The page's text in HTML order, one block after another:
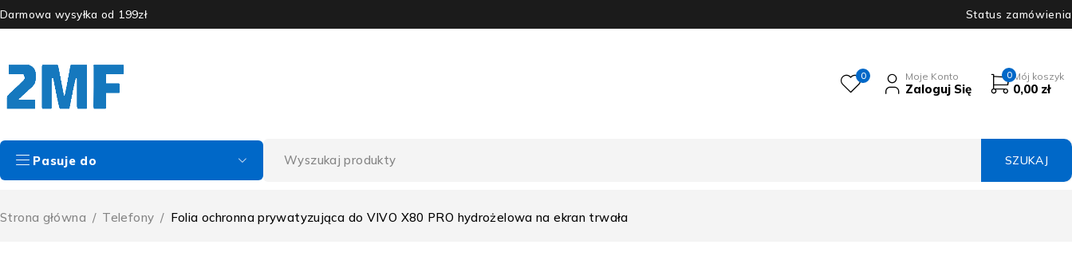
Darmowa wysyłka od 199zł Status zamówienia
0 Moje Konto
Zaloguj Się
0 Mój koszyk
0,00 zł
Pasuje do
Strona główna / Telefony / Folia ochronna prywatyzująca do VIVO X80 PRO hydrożelowa na ekran trwała